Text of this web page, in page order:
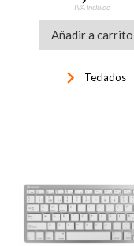
IVA incluido
Añadir a carrito
keyboard_arrow_right Teclados